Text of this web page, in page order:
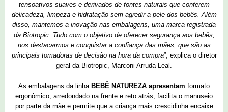
tensoativos suaves e derivados de fontes naturais que conferem
delicadeza, limpeza e hidratação sem agredir a pele dos bebês. Além
disso, mantemos a inovação nas embalagens, uma marca registrada
da Biotropic. Tudo com o objetivo de oferecer segurança aos bebês,
nos destacarmos e conquistar a confiança das mães, que são as
principais tomadoras de decisão na hora da compra”, explica o diretor
geral da Biotropic, Marconi Arruda Leal.
As embalagens da linha BEBÊ NATUREZA apresentam formato
ergonômico, arredondado na frente e reto atrás, facilita o manuseio
por parte da mãe e permite que a criança mais crescidinha encaixe